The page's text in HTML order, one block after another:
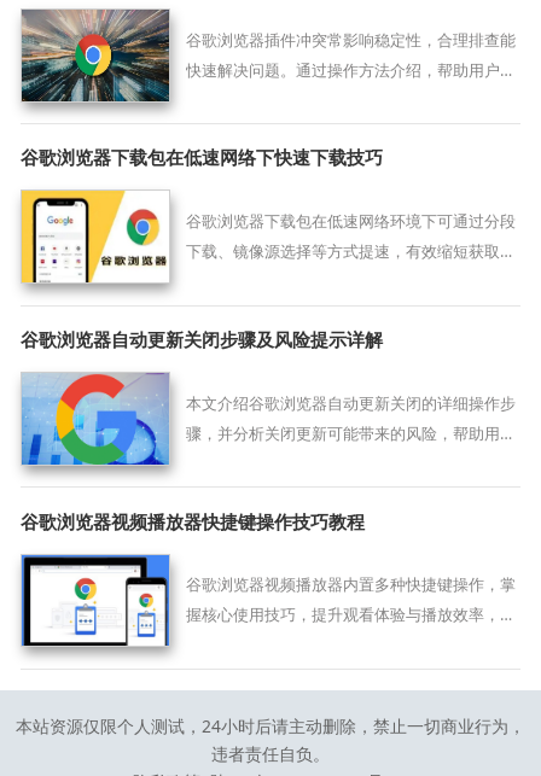
谷歌浏览器插件冲突常影响稳定性，合理排查能
快速解决问题。通过操作方法介绍，帮助用户保
谷歌浏览器下载包在低速网络下快速下载技巧
谷歌浏览器下载包在低速网络环境下可通过分段
下载、镜像源选择等方式提速，有效缩短获取安
谷歌浏览器自动更新关闭步骤及风险提示详解
本文介绍谷歌浏览器自动更新关闭的详细操作步
骤，并分析关闭更新可能带来的风险，帮助用户
谷歌浏览器视频播放器快捷键操作技巧教程
谷歌浏览器视频播放器内置多种快捷键操作，掌
握核心使用技巧，提升观看体验与播放效率，满
本站资源仅限个人测试，24小时后请主动删除，禁止一切商业行为，
违者责任自负。